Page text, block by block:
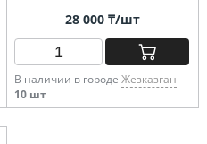
28 000 ₸/шт
В наличии в городе Жезказган -
10 шт